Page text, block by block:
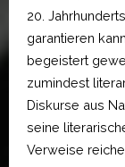
20.
garantieren
begeistert
zumindest
Diskurse aus
seine
Verweise